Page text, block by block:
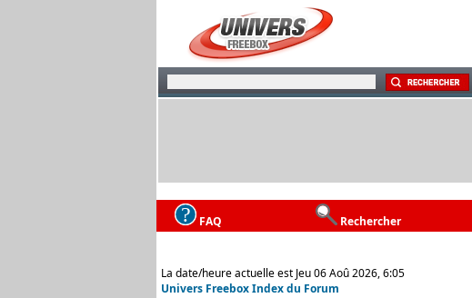
FAQ Rechercher
La date/heure actuelle est Jeu 06 Aoû 2026, 6:05
Univers Freebox Index du Forum